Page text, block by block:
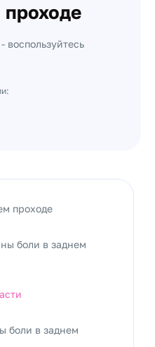
воспользуйтесь
проходе
боли в заднем
боли в заднем